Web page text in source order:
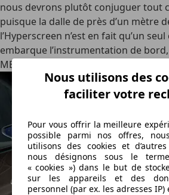
nous devrons plutôt conjuguer tout
puisque la dalle de près d’un mètre
l’Hyperscreen n’est en fait qu’un
embarque l’instrumentation de
MBUX central et celui du passager.
Nous utilisons des
faciliter votre
Pour vous offrir la meilleure
possible parmi nos offres,
utilisons des cookies et
nous désignons sous le
« cookies ») dans le but de
sur les appareils et des
personnel (par ex. les adresses IP)